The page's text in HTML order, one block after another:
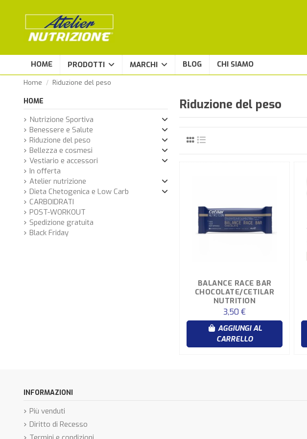
HOME PRODOTTI MARCHI BLOG CHI SIAMO
Home Riduzione del peso
Riduzione del peso
BALANCE RACE BAR
CHOCOLATE/CETILAR
NUTRITION
3,50 €
AGGIUNGI AL
CARRELLO
HOME
Nutrizione Sportiva
Benessere e Salute
Riduzione del peso
Bellezza e cosmesi
Vestiario e accessori
In offerta
Atelier nutrizione
Dieta Chetogenica e Low Carb
CARBOIDRATI
POST-WORKOUT
Spedizione gratuita
Black Friday
INFORMAZIONI
Più venduti
Diritto di Recesso